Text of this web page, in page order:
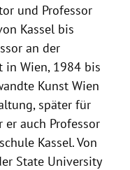
und Professor
Kassel bis
an der
in Wien, 1984 bis
Kunst Wien
später für
auch Professor
Kassel. Von
State University